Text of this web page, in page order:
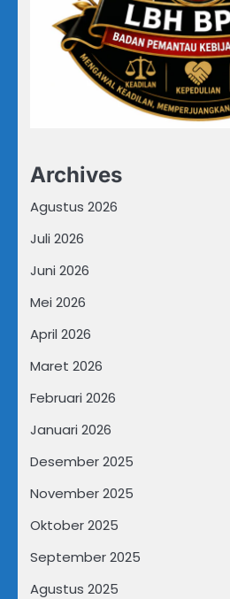
Archives
Agustus 2026
Juli 2026
Juni 2026
Mei 2026
April 2026
Maret 2026
Februari 2026
Januari 2026
Desember 2025
November 2025
Oktober 2025
September 2025
Agustus 2025